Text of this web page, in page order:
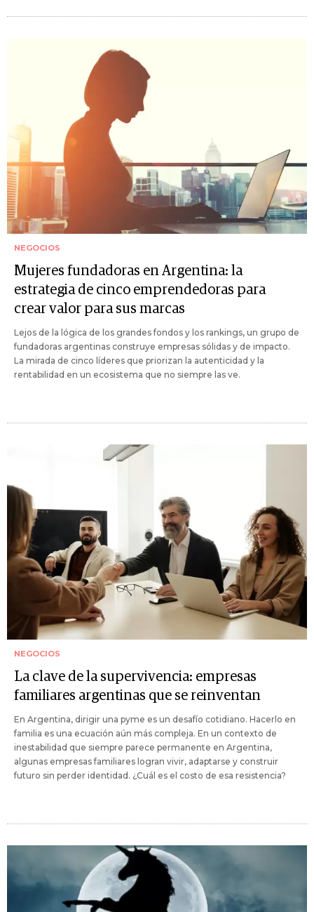
NEGOCIOS
Mujeres fundadoras en Argentina: la
estrategia de cinco emprendedoras para
crear valor para sus marcas
Lejos de la lógica de los grandes fondos y los rankings, un grupo de
fundadoras argentinas construye empresas sólidas y de impacto.
La mirada de cinco líderes que priorizan la autenticidad y la
rentabilidad en un ecosistema que no siempre las ve.
NEGOCIOS
La clave de la supervivencia: empresas
familiares argentinas que se reinventan
En Argentina, dirigir una pyme es un desafío cotidiano. Hacerlo en
familia es una ecuación aún más compleja. En un contexto de
inestabilidad que siempre parece permanente en Argentina,
algunas empresas familiares logran vivir, adaptarse y construir
futuro sin perder identidad. ¿Cuál es el costo de esa resistencia?